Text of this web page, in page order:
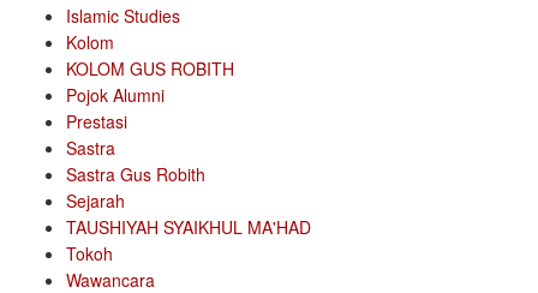
Islamic Studies
Kolom
KOLOM GUS ROBITH
Pojok Alumni
Prestasi
Sastra
Sastra Gus Robith
Sejarah
TAUSHIYAH SYAIKHUL MA'HAD
Tokoh
Wawancara